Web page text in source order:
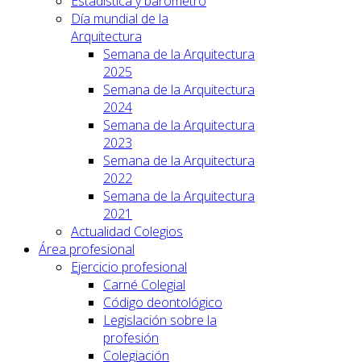
Día mundial de la
Arquitectura
Semana de la Arquitectura
2025
Semana de la Arquitectura
2024
Semana de la Arquitectura
2023
Semana de la Arquitectura
2022
Semana de la Arquitectura
2021
Actualidad Colegios
Área profesional
Ejercicio profesional
Carné Colegial
Código deontológico
Legislación sobre la
profesión
Colegiación